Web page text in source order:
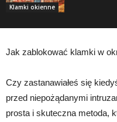
Klamki okienne
Jak zablokować klamki w
Czy zastanawiałeś się
przed niepożądanymi
prosta i skuteczna metoda,